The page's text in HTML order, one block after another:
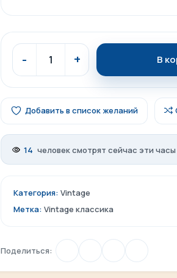
В
Добавить в список желаний
14 человек смотрят сейчас эти часы
Категория: Vintage
Метка: Vintage классика
Поделиться: